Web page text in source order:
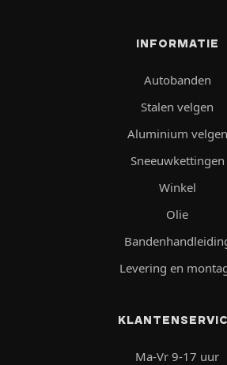
INFORMATIE
Autobanden
Stalen velgen
Aluminium velgen
Sneeuwkettingen
Winkel
Olie
Levering en
Ma-Vr 9-17 uur